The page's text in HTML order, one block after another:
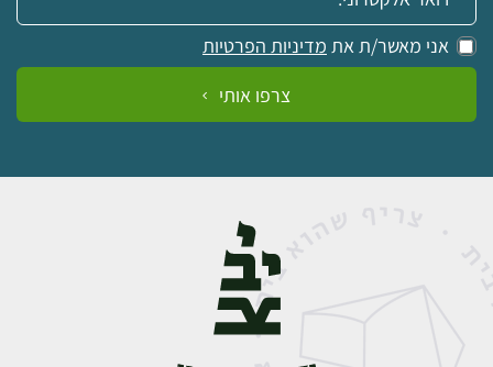
אני מאשר/ת את מדיניות הפרטיות
צרפו אותי